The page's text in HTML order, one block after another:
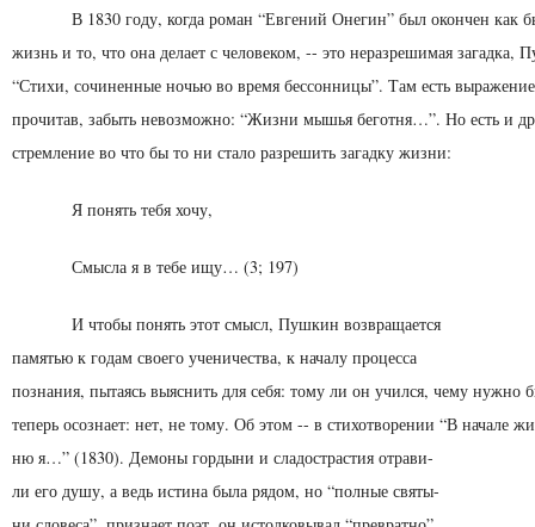
В 1830 году, когда роман “Евгений Онегин” был окончен как
жизнь и то, что она делает с челове­ком, -- это неразрешимая загадка,
“Стихи, со­чиненные ночью во время бессонницы”. Там есть
прочитав, забыть невозможно: “Жизни мышья беготня…”. Но есть и
стремление во что бы то ни стало разрешить загадку жизни:
Я понять тебя хочу,
Смысла я в тебе ищу… (3; 197)
И чтобы понять этот смысл, Пушкин возвращается
памятью к годам своего ученичества, к началу процесса
познания, пытаясь выяснить для себя: тому ли он учился, чему нужно
теперь осознает: нет, не тому. Об этом -- в стихотворении “В начале
ню я…” (1830). Демоны гордыни и сладострастия отрави-
ли его душу, а ведь истина была рядом, но “полные святы-